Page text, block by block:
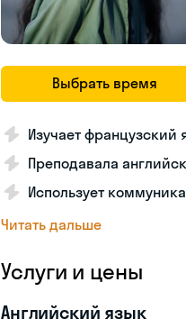
Выбрать время
Изучает
Преподавала
Использует
Читать дальше
Услуги и цены
Английский язык